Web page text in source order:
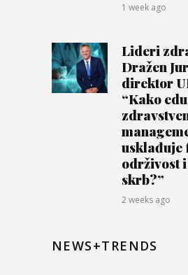
1 week ago
Lideri
Dražen
direktor
“Kako
usklađuje
održivost
skrb?”
2 weeks ago
NEWS+TRENDS